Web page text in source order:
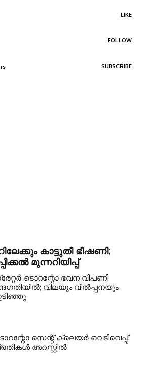
LIKE
FOLLOW
SUBSCRIBE
കാട്ടുതീ ഭീഷണി;
മുന്നറിയിപ്പ്
ടൊറന്റോ ഭവന വിപണി
വിലയും വില്‍പ്പനയും
സെന്റ് ക്ലെയര്‍ വെടിവെപ്പ്:
അറസ്റ്റില്‍